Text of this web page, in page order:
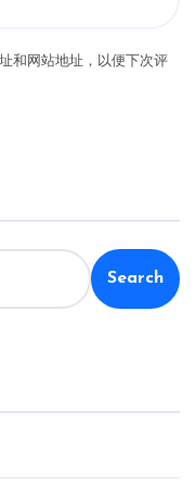
和网站地址，以便下次评
Search